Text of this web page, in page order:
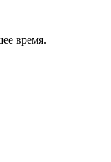
время.